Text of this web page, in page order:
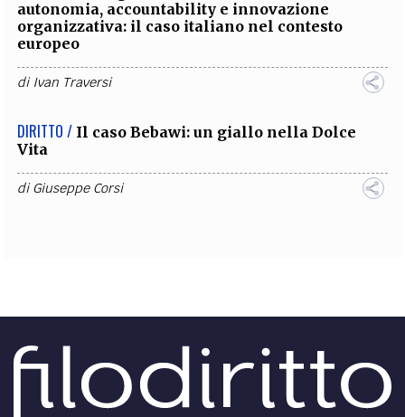
autonomia, accountability e innovazione
organizzativa: il caso italiano nel contesto
europeo
di Ivan Traversi
DIRITTO / Il caso Bebawi: un giallo nella Dolce
Vita
diGiuseppe Corsi